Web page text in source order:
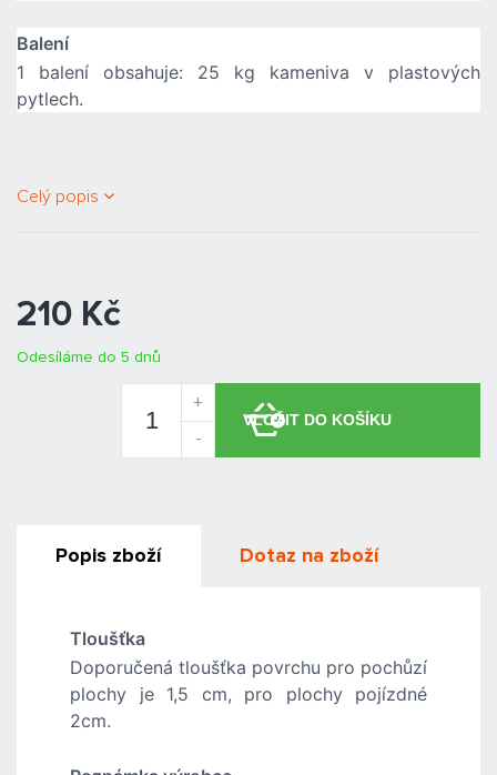
Balení
1 balení obsahuje: 25 kg kameniva v plastových
pytlech.
Celý popis
210 Kč
Odesíláme do 5 dnů
+
-
Popis zboží Dotaz na zboží
Tloušťka
Doporučená tloušťka povrchu pro pochůzí
plochy je 1,5 cm, pro plochy pojízdné
2cm.